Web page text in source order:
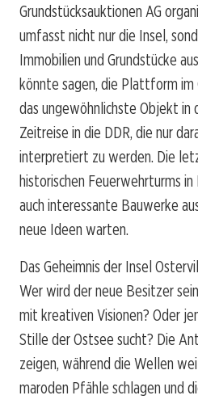
Grundstücksauktionen AG
umfasst nicht nur die Insel,
Immobilien und Grundstücke
könnte sagen, die Plattform
das ungewöhnlichste Objekt in
Zeitreise in die DDR, die nur
interpretiert zu werden. Die
historischen Feuerwehrturms
auch interessante Bauwerke
neue Ideen warten.
Das Geheimnis der Insel
Wer wird der neue Besitzer
mit kreativen Visionen? Oder
Stille der Ostsee sucht? Die
zeigen, während die Wellen
maroden Pfähle schlagen und